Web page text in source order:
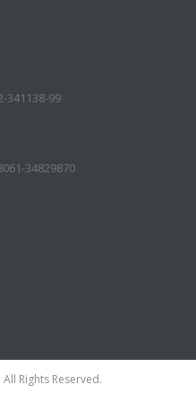
341138-99
34829870
Rights Reserved.